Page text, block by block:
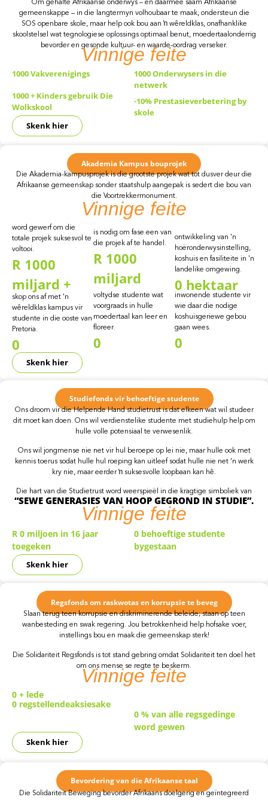
Om gehalte Afrikaanse onderwys – en daarmee saam Afrikaanse
gemeenskappe – in die langtermyn volhoubaar te maak, ondersteun die
SOS openbare skole, maar help ook bou aan ŉ wêreldklas, onafhanklike
skoolstelsel wat tegnologiese oplossings optimaal benut, moedertaalonderrig
bevorder en gesonde kultuur- en waarde-oordrag verseker.
Vinnige feite
1000Vakverenigings 1000Onderwysers in die
netwerk
1000+ Kinders gebruik Die
Wolkskool
-10% Prestasieverbetering by
skole
Skenk hier
Akademia Kampus bouprojek
Die Akademia-kampusprojek is die grootste projek wat tot dusver deur die
Afrikaanse gemeenskap sonder staatshulp aangepak is sedert die bou van
die Voortrekkermonument.
Vinnige feite
word gewerf om die
totale projek suksesvol te
voltooi.
R 1000
miljard +
is nodig om fase een van
die projek af te handel.
R 1000
miljard
ontwikkeling van 'n
hoëronderwysinstelling,
koshuis en fasiliteite in 'n
landelike omgewing.
0 hektaar
skop ons af met 'n
wêreldklas kampus vir
studente in die ooste van
Pretoria.
0
voltydse studente wat
voorgraads in hulle
moedertaal kan leer en
floreer.
0
inwonende studente vir
wie daar die nodige
koshuisgeriewe gebou
gaan wees.
0
Skenk hier
Studiefonds vir behoeftige studente
Ons droom vir die Helpende Hand studietrust is dat elkeen wat wil studeer
dit moet kan doen. Ons wil verdienstelike studente met studiehulp help om
hulle volle potensiaal te verwesenlik.
Ons wil jongmense nie net vir hul beroepe op lei nie, maar hulle ook met
kennis toerus sodat hulle hul roeping kan uitleef sodat hulle nie net ‘n werk
kry nie, maar eerder ŉ suksesvolle loopbaan kan hê.
Die hart van die Studietrust word weerspieël in die kragtige simboliek van
“SEWE GENERASIES VAN HOOP GEGROND IN STUDIE”.
Vinnige feite
R 0 miljoen in 16 jaar
toegeken
0 behoeftige studente
bygestaan
Skenk hier
Regsfonds om raskwotas en korrupsie te beveg
Slaan terug teen korrupsie en diskriminerende beleide; staan op teen
wanbesteding en swak regering. Jou betrokkenheid help hofsake voer,
instellings bou en maak die gemeenskap sterk!
Die Solidariteit Regsfonds is tot stand gebring omdat Solidariteit ten doel het
om ons mense se regte te beskerm.
Vinnige feite
0 + lede
0 regstellendeaksiesake
0 % van alle regsgedinge
word gewen
Skenk hier
Bevordering van die Afrikaanse taal
Die Solidariteit Beweging bevorder Afrikaans doelgerig en geïntegreerd